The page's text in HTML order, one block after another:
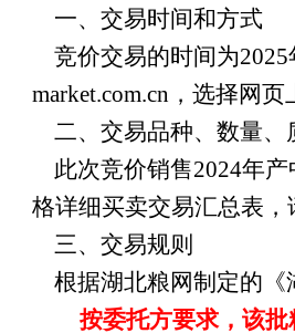
一、交易时间和方式
竞价交易的时间为
market.com.cn，选择网
二、交易品种、数量、
此次竞价销售2024年
格详细买卖交易汇总表，
三、交易规则
根据湖北粮网制定的《
按委托方要求，该批